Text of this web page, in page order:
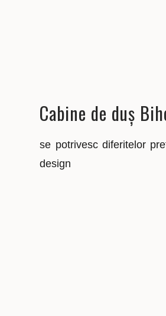
Cabine de duș
se potrivesc diferitelor
design